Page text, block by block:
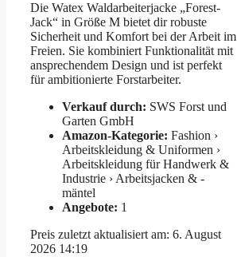
Die Watex Waldarbeiterjacke „Forest-
Jack“ in Größe M bietet dir robuste
Sicherheit und Komfort bei der Arbeit im
Freien. Sie kombiniert Funktionalität mit
ansprechendem Design und ist perfekt
für ambitionierte Forstarbeiter.
Verkauf durch: SWS Forst und
Garten GmbH
Amazon-Kategorie: Fashion ›
Arbeitskleidung & Uniformen ›
Arbeitskleidung für Handwerk &
Industrie › Arbeitsjacken & -
mäntel
Angebote: 1
Preis zuletzt aktualisiert am: 6. August
2026 14:19